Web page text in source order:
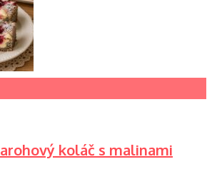
koláč s malinami